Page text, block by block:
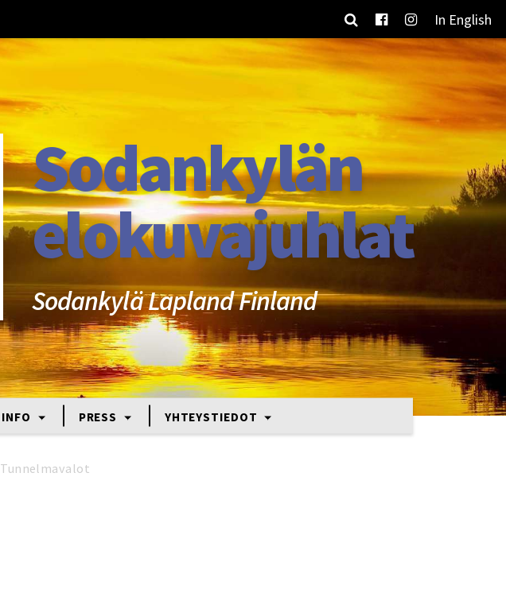
In English
Sodankylän
elokuvajuhlat
Sodankylä Lapland Finland
INFO PRESS YHTEYSTIEDOT
Tunnelmavalot